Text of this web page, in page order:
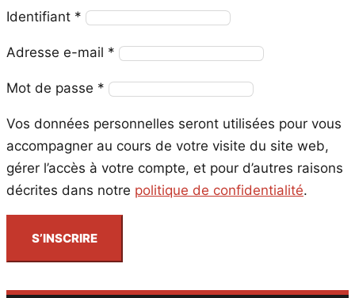
Identifiant * Obligatoire
Adresse e-mail * Obligatoire
Mot de passe * Obligatoire
Vos données personnelles seront utilisées pour vous
accompagner au cours de votre visite du site web,
gérer l’accès à votre compte, et pour d’autres raisons
décrites dans notre politique de confidentialité.
S’INSCRIRE